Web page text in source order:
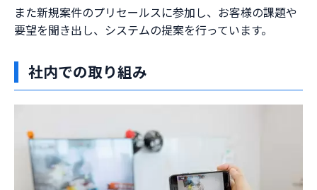
また新規案件のプリセールスに参加し、お客様の課題や
要望を聞き出し、システムの提案を行っています。
社内での取り組み